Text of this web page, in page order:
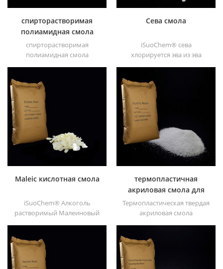
спирторастворимая
полиамидная смола
спирторастворимая
полиамидная смола
спирторастворимую
полиамидную смолу
различных типов,
например, DT610, DT610A,
DT610H и dt6245
Сева смола
iSuoChem® сева
хлорируется эва из эва
органическом
растворителе, таком как
толуол, сложный эфир и т. д.
Maleic кислотная смола
iSuoChem® Алкоголь
растворимый Малеиновый
смешанном растворителе
толуола и спирта или
алкоголями растворитель.
термопластичная
акриловая смола для
чернил
Термопластическая твердая
акриловая смола
растворителей для печати,
лака, пластиковой краски,
краски для контейнеров и